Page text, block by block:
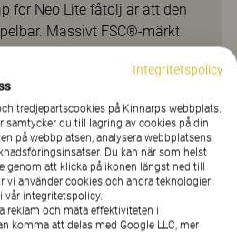
för Neo Lite fåtölj är att den
Massivt FSC®-märkt
ask, vit – eller svartbetsad
Trådstativ i krom eller
= beige, senapsgul, rosa,
grön, grå, mörkgrå,
Integritetspolicy
tredjepartscookies på Kinnarps webbplats.
samtycker du till lagring av cookies på din
på webbplatsen, analysera webbplatsens
Du kan när som helst
genom att klicka på ikonen längst ned till
vi använder cookies och andra teknologier
vår integritetspolicy.
reklam och mäta effektiviteten i
komma att delas med Google LLC, mer